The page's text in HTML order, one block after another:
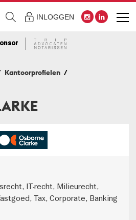
INLOGGEN
Kantoorprofielen
IT-recht, Milieurecht,
Tax, Corporate, Banking